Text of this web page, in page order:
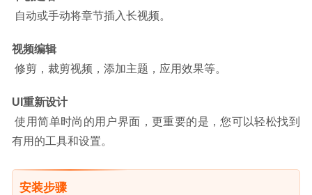
自动或手动将章节插入长视频。
视频编辑
修剪，裁剪视频，添加主题，应用效果等。
UI重新设计
使用简单时尚的用户界面，更重要的是，您可以轻松找到
有用的工具和设置。
安装步骤